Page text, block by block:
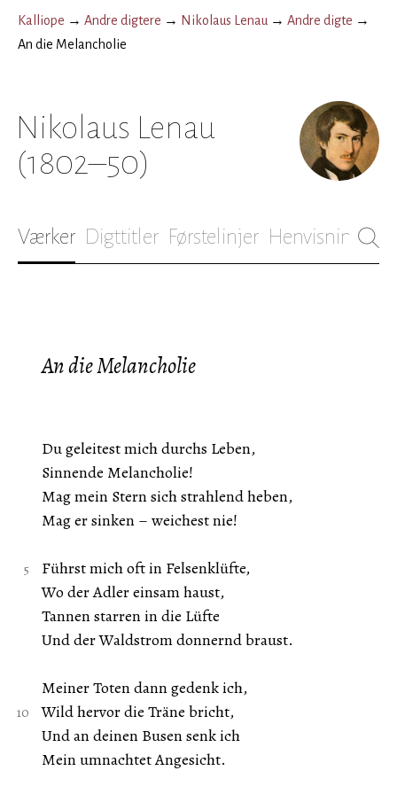
Kalliope → Andre digtere → Nikolaus Lenau → Andre digte →
An die Melancholie
Nikolaus Lenau
(1802–50)
Værker Digttitler Førstelinjer Henvisninger
An die Melancholie
Du geleitest mich durchs Leben,
Sinnende Melancholie!
Mag mein Stern sich strahlend heben,
Mag er sinken – weichest nie!
Führst mich oft in Felsenklüfte,
Wo der Adler einsam haust,
Tannen starren in die Lüfte
Und der Waldstrom donnernd braust.
Meiner Toten dann gedenk ich,
Wild hervor die Träne bricht,
Und an deinen Busen senk ich
Mein umnachtet Angesicht.